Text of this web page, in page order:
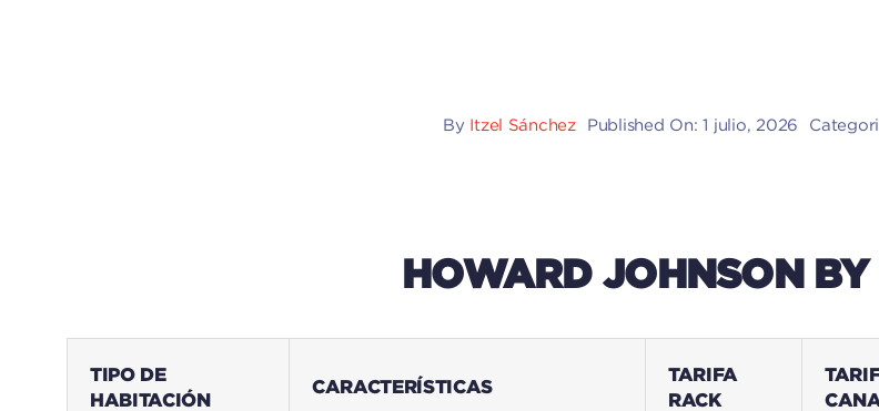
By Itzel Sánchez Published On: 1 julio, 2026
HOWARD JOHNSON
TIPO DE
HABITACIÓN
CARACTERÍSTICAS
TARIFA
RACK